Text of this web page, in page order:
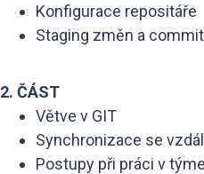
Konfigurace repositáře
Staging změn a commit
2. ČÁST
Větve v GIT
Synchronizace se
Postupy při práci v